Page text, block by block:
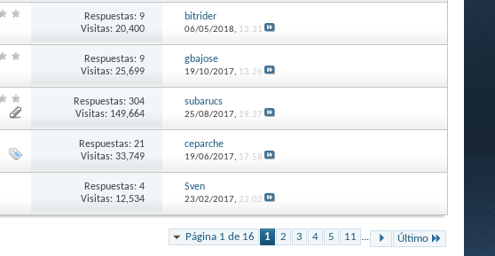
Respuestas: 9
Visitas: 20,400
bitrider
06/05/2018, 13:31
Respuestas: 9
Visitas: 25,699
gbajose
19/10/2017, 13:26
Respuestas: 304
Visitas: 149,664
subarucs
25/08/2017, 19:37
Respuestas: 21
Visitas: 33,749
ceparche
19/06/2017, 17:58
Respuestas: 4
Visitas: 12,534
Sven
23/02/2017, 23:02
Página 1 de 16 1 2 3 4 5 11 ... Último